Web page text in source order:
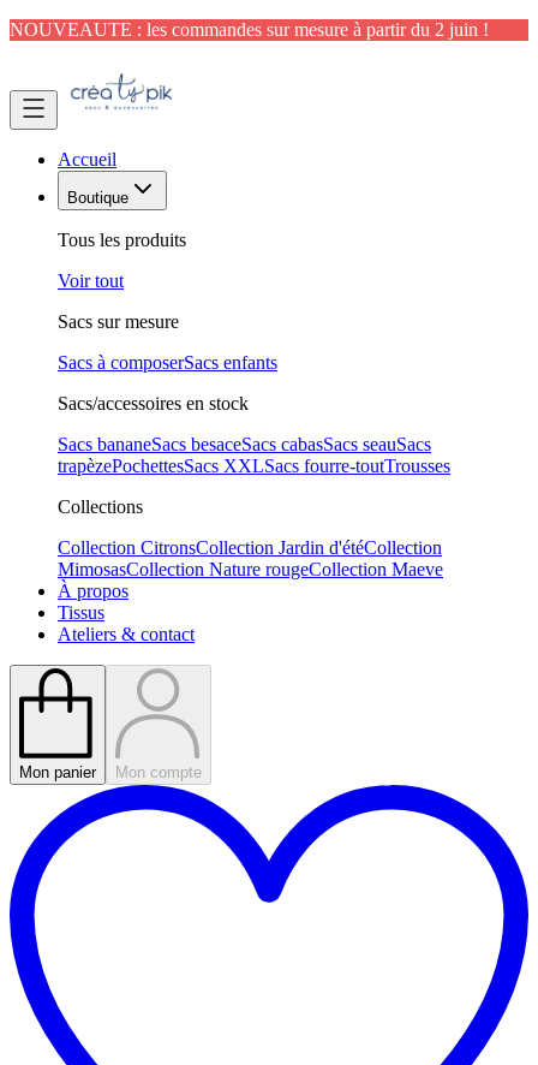
NOUVEAUTE : les commandes sur mesure à partir du 2 juin !
Accueil
Boutique
Tous les produits
Voir tout
Sacs sur mesure
Sacs à composerSacs enfants
Sacs/accessoires en stock
Sacs bananeSacs besaceSacs cabasSacs seauSacs
trapèzePochettesSacs XXLSacs fourre-toutTrousses
Collections
Collection CitronsCollection Jardin d'étéCollection
MimosasCollection Nature rougeCollection Maeve
À propos
Tissus
Ateliers & contact
Mon panier Mon compte